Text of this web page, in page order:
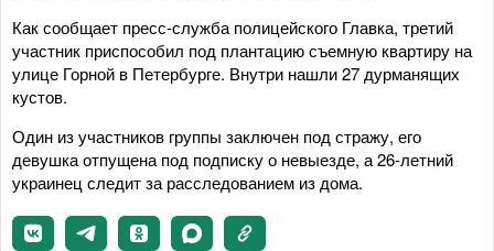
Как сообщает пресс-служба полицейского Главка, третий
участник приспособил под плантацию съемную квартиру на
улице Горной в Петербурге. Внутри нашли 27 дурманящих
кустов.
Один из участников группы заключен под стражу, его
девушка отпущена под подписку о невыезде, а 26-летний
украинец следит за расследованием из дома.